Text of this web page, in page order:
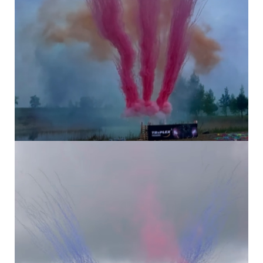
6 DALŠÍCH PRODUKTŮ VE STEJNÉ
SVATEBNÍ... SVATEBNÍ... SVATEBNÍ...